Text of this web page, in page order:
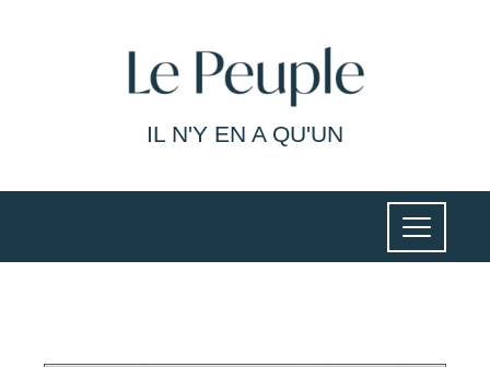
IL N'Y EN A QU'UN